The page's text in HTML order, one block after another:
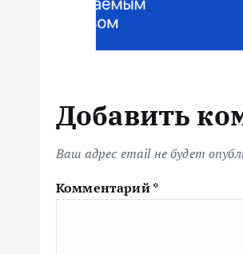
Добавить
Ваш адрес email не будет
Комментарий*